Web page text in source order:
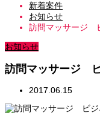
新着案件
お知らせ
訪問マッサージ
お知らせ
訪問マッサージ
2017.06.15